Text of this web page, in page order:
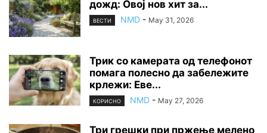
дожд: Овој нов хит за...
ВЕСТИ NMD - May 31, 2026
Трик со камерата од телефонот
помага полесно да забележите
крлежи: Еве...
КОРИСНО NMD - May 27, 2026
Три грешки при пржење мелено